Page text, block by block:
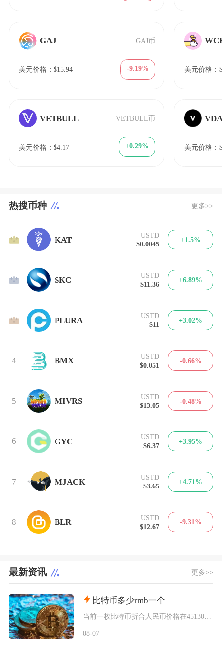
GAJ GAJ币
美元价格：$15.94 -9.19%
VETBULL VETBULL币
美元价格：$4.17 +0.29%
美元价格：
美元价格：
热搜币种 更多>>
1 KAT
USTD
$0.0045
+1.5%
2 SKC
USTD
$11.36
+6.89%
3 PLURA
USTD
$11
+3.02%
4 BMX
USTD
$0.051
-0.66%
5 MIVRS
USTD
$13.05
-0.48%
6 GYC
USTD
$6.37
+3.95%
7 MJACK
USTD
$3.65
+4.71%
8 BLR
USTD
$12.67
-9.31%
最新资讯 更多>>
比特币多少rmb一个
08-07